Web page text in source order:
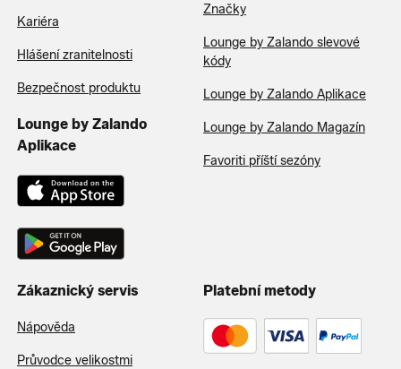
Kariéra
Hlášení zranitelnosti
Bezpečnost produktu
Lounge by Zalando
Aplikace
Značky
Lounge by Zalando slevové
kódy
Lounge by Zalando Aplikace
Lounge by Zalando Magazín
Favoriti příští sezóny
Zákaznický servis
Nápověda
Průvodce velikostmi
Platební metody